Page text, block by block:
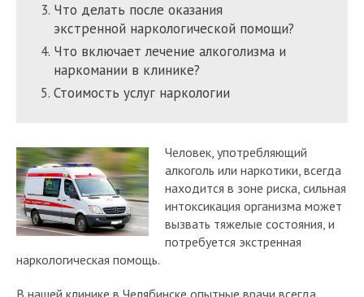
Что делать после оказания
экстренной наркологической помощи?
Что включает лечение алкоголизма и
наркомании в клинике?
Стоимость услуг наркологии
Человек, употребляющий
алкоголь или наркотики, всегда
находится в зоне риска, сильная
интоксикация организма может
вызвать тяжелые состояния, и
потребуется экстренная
наркологическая помощь.
В нашей клинике в Челябинске опытные врачи всегда